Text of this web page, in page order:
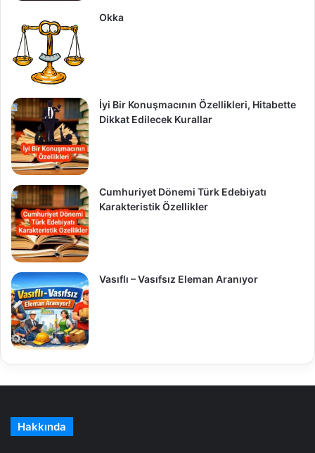
Okka
İyi Bir Konuşmacının Özellikleri, Hitabette
Dikkat Edilecek Kurallar
Cumhuriyet Dönemi Türk Edebiyatı
Karakteristik Özellikler
Vasıflı – Vasıfsız Eleman Aranıyor
Hakkında